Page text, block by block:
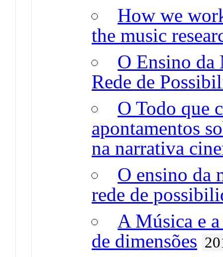
How we
the music
O Ensino
Rede de
O Todo que
apontamentos
na narrativa
O ensino da
rede de
A Música e
de dimensões